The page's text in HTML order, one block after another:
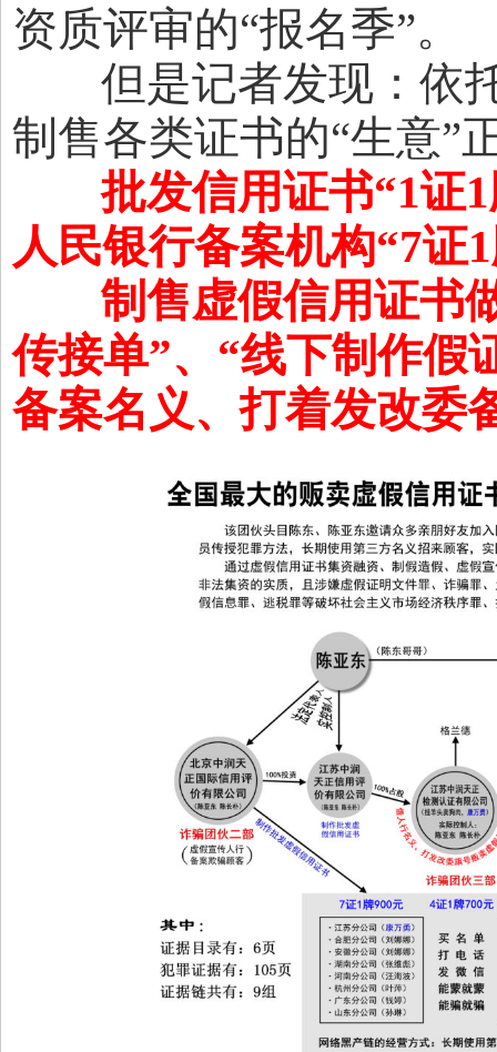
资质评审的“报名季”。
但是记者发现：依托
制售各类证书的“生意”
批发信用证书“1证
人民银行备案机构“7证
制售虚假信用证书
传接单”、“线下制作假
备案名义、打着发改委